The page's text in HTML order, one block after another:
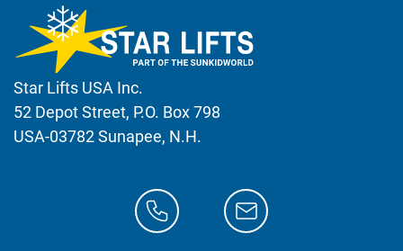
Star Lifts USA Inc.
52 Depot Street, P.O. Box 798
USA-03782 Sunapee, N.H.